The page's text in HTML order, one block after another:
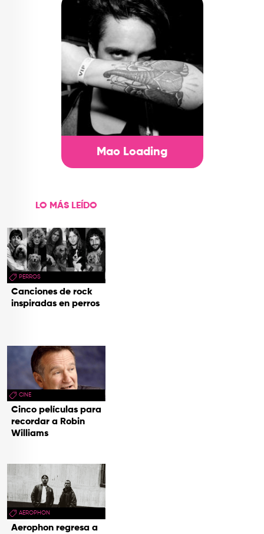
Mao Loading
LO MÁS LEÍDO
PERROS
Canciones de rock
inspiradas en perros
CINE
Cinco películas para
recordar a Robin
Williams
AEROPHON
Aerophon regresa a